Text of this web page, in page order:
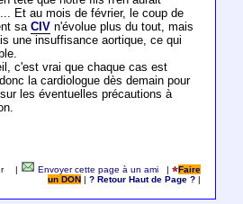
Et au mois de février, le coup de
sa CIVn'évolue plus du tout, mais
une insuffisance aortique, ce qui
c'est vrai que chaque cas est
la cardiologue dès demain pour
les éventuelles précautions à
Envoyer cette page à un ami |
Faire
un DON
|? Retour Haut de Page ?